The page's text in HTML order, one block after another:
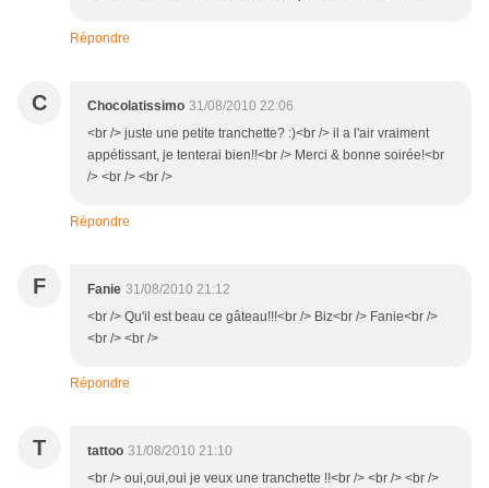
Répondre
C Chocolatissimo 31/08/2010 22:06
<br /> juste une petite tranchette? :)<br /> il a l'air vraiment
appétissant, je tenterai bien!!<br /> Merci & bonne soirée!<br
/> <br /> <br />
Répondre
F Fanie 31/08/2010 21:12
<br /> Qu'il est beau ce gâteau!!!<br /> Biz<br /> Fanie<br />
<br /> <br />
Répondre
T tattoo 31/08/2010 21:10
<br /> oui,oui,oui je veux une tranchette !!<br /> <br /> <br />